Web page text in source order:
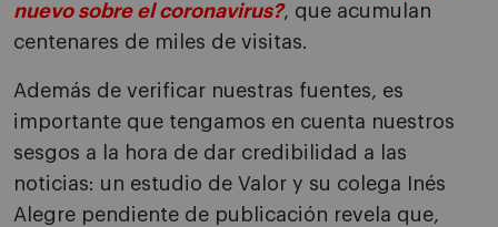
nuevo sobre el coronavirus?, que acumulan
centenares de miles de visitas.
Además de verificar nuestras fuentes, es
importante que tengamos en cuenta nuestros
sesgos a la hora de dar credibilidad a las
noticias: un estudio de Valor y su colega Inés
Alegre pendiente de publicación revela que,